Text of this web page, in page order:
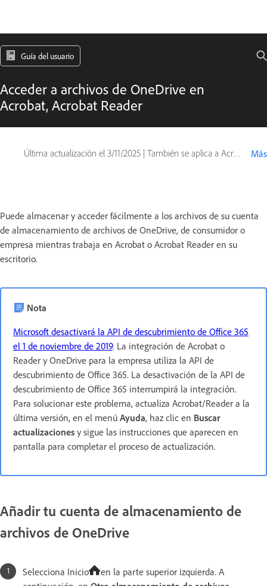
Guía del usuario
Acceder a archivos de OneDrive en
Acrobat, Acrobat Reader
Última actualización el 3/11/2025 | También se aplica a Acrobat Reader, Adobe Acrobat 2017, Adobe Acrobat 2020 Más
Puede almacenar y acceder fácilmente a los archivos de su cuenta
de almacenamiento de archivos de OneDrive, de consumidor o
empresa mientras trabaja en Acrobat o Acrobat Reader en su
escritorio.
Nota
Microsoft desactivará la API de descubrimiento de Office 365
el 1 de noviembre de 2019. La integración de Acrobat o
Reader y OneDrive para la empresa utiliza la API de
descubrimiento de Office 365. La desactivación de la API de
descubrimiento de Office 365 interrumpirá la integración.
Para solucionar este problema, actualiza Acrobat/Reader a la
última versión, en el menú Ayuda, haz clic en Buscar
actualizaciones y sigue las instrucciones que aparecen en
pantalla para completar el proceso de actualización.
Añadir tu cuenta de almacenamiento de
archivos de OneDrive
Selecciona Inicio
en la parte superior izquierda. A